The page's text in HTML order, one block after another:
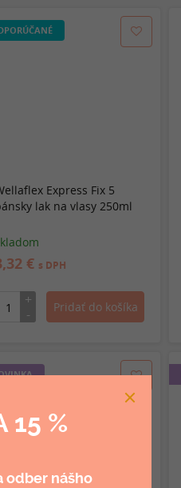
Express Fix 5
lak na vlasy 250ml
€ s DPH
15 %
odber nášho